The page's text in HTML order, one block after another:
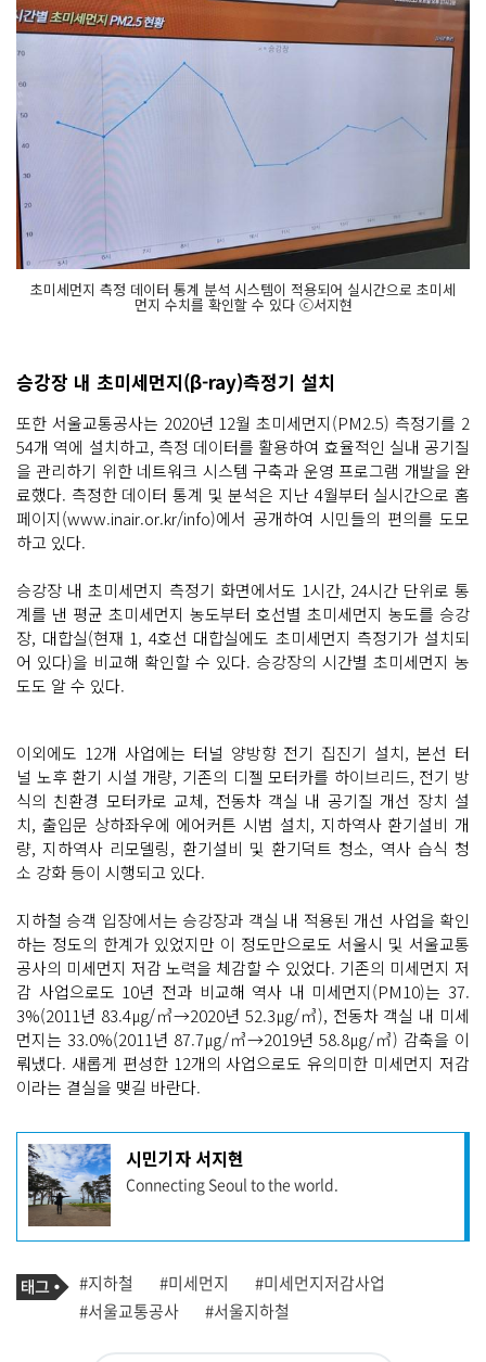
초미세먼지 측정 데이터 통계 분석 시스템이 적용되어 실시간으로 초미세
먼지 수치를 확인할 수 있다 ⓒ서지현
승강장 내 초미세먼지(β-ray)측정기 설치
또한 서울교통공사는 2020년 12월 초미세먼지(PM2.5) 측정기를 2
54개 역에 설치하고, 측정 데이터를 활용하여 효율적인 실내 공기질
을 관리하기 위한 네트워크 시스템 구축과 운영 프로그램 개발을 완
료했다. 측정한 데이터 통계 및 분석은 지난 4월부터 실시간으로 홈
페이지(www.inair.or.kr/info)에서 공개하여 시민들의 편의를 도모
하고 있다.
승강장 내 초미세먼지 측정기 화면에서도 1시간, 24시간 단위로 통
계를 낸 평균 초미세먼지 농도부터 호선별 초미세먼지 농도를 승강
장, 대합실(현재 1, 4호선 대합실에도 초미세먼지 측정기가 설치되
어 있다)을 비교해 확인할 수 있다. 승강장의 시간별 초미세먼지 농
도도 알 수 있다.
이외에도 12개 사업에는 터널 양방향 전기 집진기 설치, 본선 터
널 노후 환기 시설 개량, 기존의 디젤 모터카를 하이브리드, 전기 방
식의 친환경 모터카로 교체, 전동차 객실 내 공기질 개선 장치 설
치, 출입문 상하좌우에 에어커튼 시범 설치, 지하역사 환기설비 개
량, 지하역사 리모델링, 환기설비 및 환기덕트 청소, 역사 습식 청
소 강화 등이 시행되고 있다.
지하철 승객 입장에서는 승강장과 객실 내 적용된 개선 사업을 확인
하는 정도의 한계가 있었지만 이 정도만으로도 서울시 및 서울교통
공사의 미세먼지 저감 노력을 체감할 수 있었다. 기존의 미세먼지 저
감 사업으로도 10년 전과 비교해 역사 내 미세먼지(PM10)는 37.
3%(2011년 83.4㎍/㎥→2020년 52.3㎍/㎥), 전동차 객실 내 미세
먼지는 33.0%(2011년 87.7㎍/㎥→2019년 58.8㎍/㎥) 감축을 이
뤄냈다. 새롭게 편성한 12개의 사업으로도 유의미한 미세먼지 저감
이라는 결실을 맺길 바란다.
기
사
작
성
자
프
필
시민기자 서지현
Connecting Seoul to the world.
기
사
관
련
태
그
#지하철 #미세먼지
#미세먼지저감사업
#서울교통공사
#서울지하철